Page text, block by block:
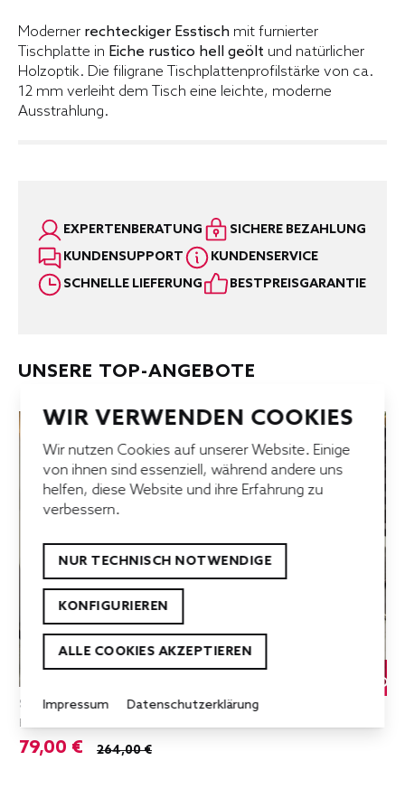
Moderner rechteckiger Esstisch mit furnierter
Tischplatte in Eiche rustico hell geölt und natürlicher
Holzoptik. Die filigrane Tischplattenprofilstärke von ca.
12 mm verleiht dem Tisch eine leichte, moderne
Ausstrahlung.
EXPERTENBERATUNG
SICHERE BEZAHLUNG
KUNDENSUPPORT
KUNDENSERVICE
SCHNELLE LIEFERUNG
BESTPREISGARANTIE
UNSERE TOP-ANGEBOTE
%
Stuhl dunkelgrau
Einzelstück!
79,00 € 264,00 €
WIR VERWENDEN COOKIES
Wir nutzen Cookies auf unserer Website. Einige
von ihnen sind essenziell, während andere uns
helfen, diese Website und ihre Erfahrung zu
verbessern.
NUR TECHNISCH NOTWENDIGE
KONFIGURIEREN
ALLE COOKIES AKZEPTIEREN
Impressum Datenschutzerklärung